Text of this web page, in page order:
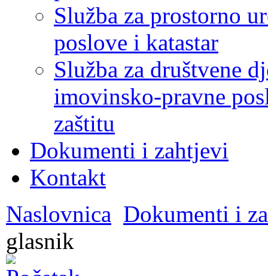
Služba za prostorno
poslove i katastar
Služba za društvene
imovinsko-pravne
zaštitu
Dokumenti i zahtjevi
Kontakt
Naslovnica Dokumenti i
glasnik